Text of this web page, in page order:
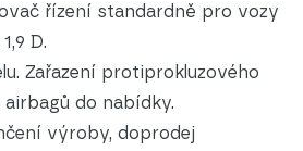
řízení standardně pro vozy
D.
Zařazení protiprokluzového
do nabídky.
výroby, doprodej